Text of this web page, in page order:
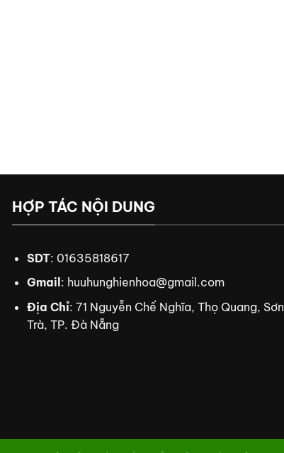
HỢP TÁC NỘI DUNG
SDT: 01635818617
Gmail : huuhunghienhoa@gmail.com
Địa Chỉ: 71 Nguyễn Chế Nghĩa, Thọ Quang, Sơn
Trà, TP. Đà Nẵng